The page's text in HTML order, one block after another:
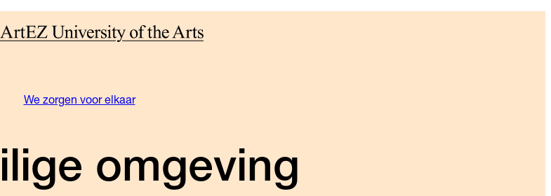
We zorgen voor elkaar
omgeving